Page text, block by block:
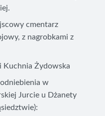
cmentarz
z nagrobkami z
Kuchnia Żydowska
w
Jurcie u Dżanety